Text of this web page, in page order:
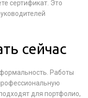
сертификат. Это
сейчас
Работы
для портфолио,